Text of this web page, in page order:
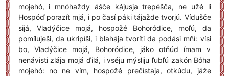
mojehó, i mnóhaždy ášče kájusja trepéšča, ne užé li
Hospóď porazít mjá, i po časí páki tájažde tvorjú. Vídušče
sijá, Vladýčice mojá, hospožé Bohoródice, moľú, da
pomíluješi, da ukripíši, i blahája tvoríti da podási mňí: vísi
bo, Vladýčice mojá, Bohoródice, jáko otňúd ímam v
nenávisti zlája mojá ďilá, i vséju mýsliju ľubľú zakón Bóha
mojehó: no ne vím, hospožé prečístaja, otkúdu, jáže